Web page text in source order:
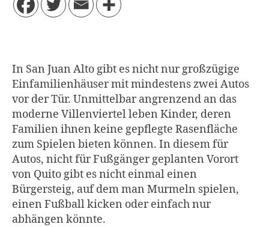
In San Juan Alto gibt es nicht nur großzügige
Einfamilienhäuser mit mindestens zwei Autos
vor der Tür. Unmittelbar angrenzend an das
moderne Villenviertel leben Kinder, deren
Familien ihnen keine gepflegte Rasenfläche
zum Spielen bieten können. In diesem für
Autos, nicht für Fußgänger geplanten Vorort
von Quito gibt es nicht einmal einen
Bürgersteig, auf dem man Murmeln spielen,
einen Fußball kicken oder einfach nur
abhängen könnte.